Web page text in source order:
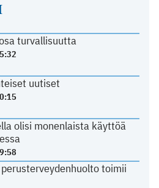
turvallisuutta
uutiset
olisi monenlaista käyttöä
perusterveydenhuolto toimii